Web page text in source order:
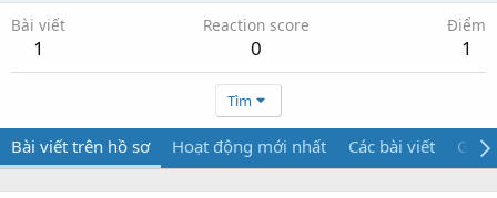
Bài viết
1
Reaction score
0
Điểm
1
Tìm
Bài viết trên hồ sơ Hoạt động mới nhất Các bài viết Giới